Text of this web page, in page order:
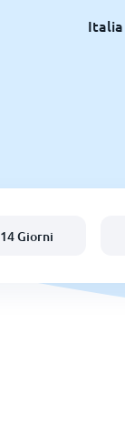
Italia
14 Giorni